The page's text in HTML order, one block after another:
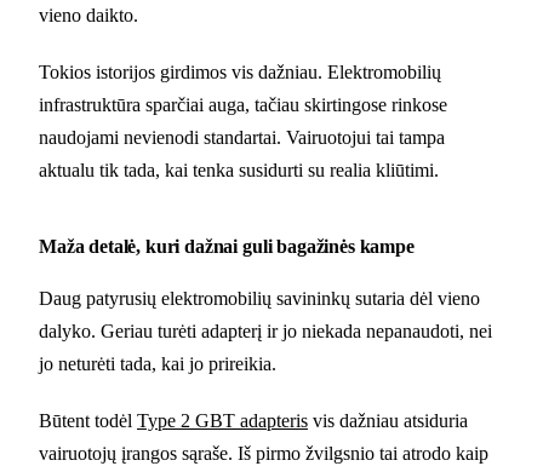
vieno daikto.
Tokios istorijos girdimos vis dažniau. Elektromobilių
infrastruktūra sparčiai auga, tačiau skirtingose rinkose
naudojami nevienodi standartai. Vairuotojui tai tampa
aktualu tik tada, kai tenka susidurti su realia kliūtimi.
Maža detalė, kuri dažnai guli bagažinės kampe
Daug patyrusių elektromobilių savininkų sutaria dėl vieno
dalyko. Geriau turėti adapterį ir jo niekada nepanaudoti, nei
jo neturėti tada, kai jo prireikia.
Būtent todėl Type 2 GBT adapteris vis dažniau atsiduria
vairuotojų įrangos sąraše. Iš pirmo žvilgsnio tai atrodo kaip